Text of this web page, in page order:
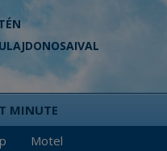
Motel
MINUTE